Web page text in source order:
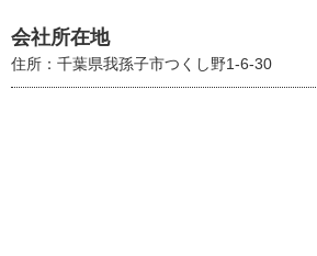
会社所在地
住所：千葉県我孫子市つくし野1-6-30